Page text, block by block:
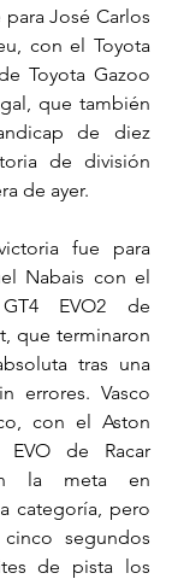
José Carlos
con el Toyota
Toyota Gazoo
que también
de diez
de división
de ayer.
fue para
Nabais con el
EVO2 de
que terminaron
tras una
errores. Vasco
con el Aston
EVO de Racar
la meta en
categoría, pero
segundos
de pista los